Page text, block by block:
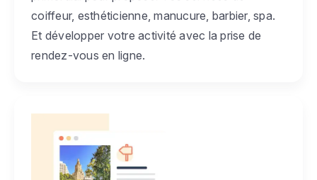
coiffeur, esthéticienne, manucure, barbier, spa.
Et développer votre activité avec la prise de
rendez-vous en ligne.